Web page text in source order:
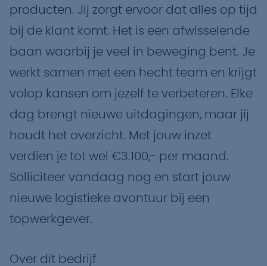
producten. Jij zorgt ervoor dat alles op tijd
bij de klant komt. Het is een afwisselende
baan waarbij je veel in beweging bent. Je
werkt samen met een hecht team en krijgt
volop kansen om jezelf te verbeteren. Elke
dag brengt nieuwe uitdagingen, maar jij
houdt het overzicht. Met jouw inzet
verdien je tot wel €3.100,- per maand.
Solliciteer vandaag nog en start jouw
nieuwe logistieke avontuur bij een
topwerkgever.
Over dit bedrijf